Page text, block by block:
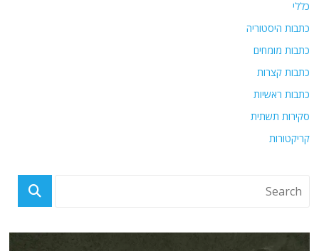
כללי
כתבות היסטוריה
כתבות מומחים
כתבות קצרות
כתבות ראשיות
סקירות תשתית
קריקטורות